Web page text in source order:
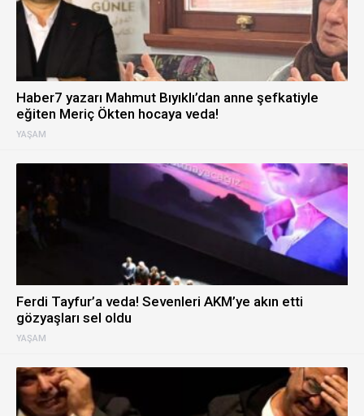
YAŞAM
Haber7 yazarı Mahmut Bıyıklı’dan anne şefkatiyle
eğiten Meriç Ökten hocaya veda!
YAŞAM
Ferdi Tayfur’a veda! Sevenleri AKM’ye akın etti
gözyaşları sel oldu